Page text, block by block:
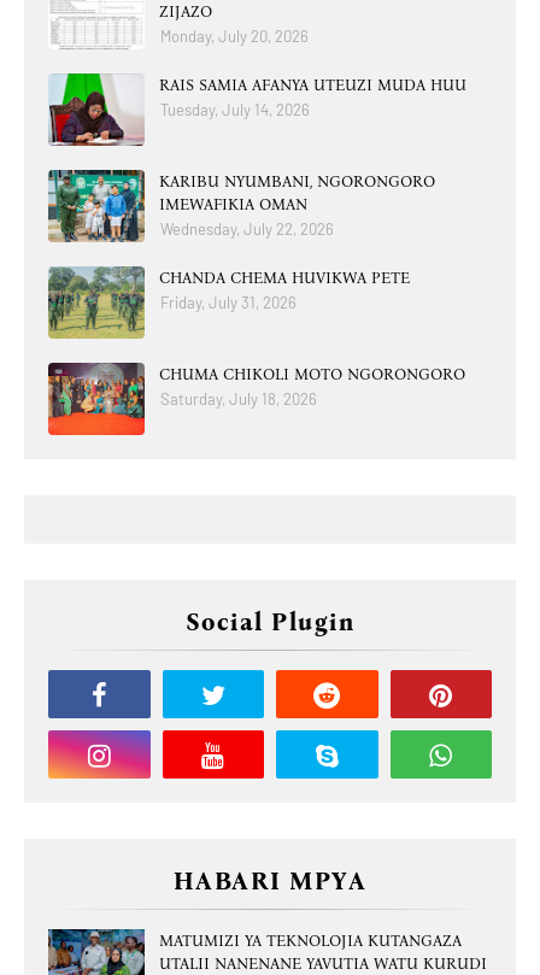
ZIJAZO
Monday, July 20, 2026
RAIS SAMIA AFANYA UTEUZI MUDA HUU
Tuesday, July 14, 2026
KARIBU NYUMBANI, NGORONGORO
IMEWAFIKIA OMAN
Wednesday, July 22, 2026
CHANDA CHEMA HUVIKWA PETE
Friday, July 31, 2026
CHUMA CHIKOLI MOTO NGORONGORO
Saturday, July 18, 2026
Social Plugin
HABARI MPYA
MATUMIZI YA TEKNOLOJIA KUTANGAZA
UTALII NANENANE YAVUTIA WATU KURUDI